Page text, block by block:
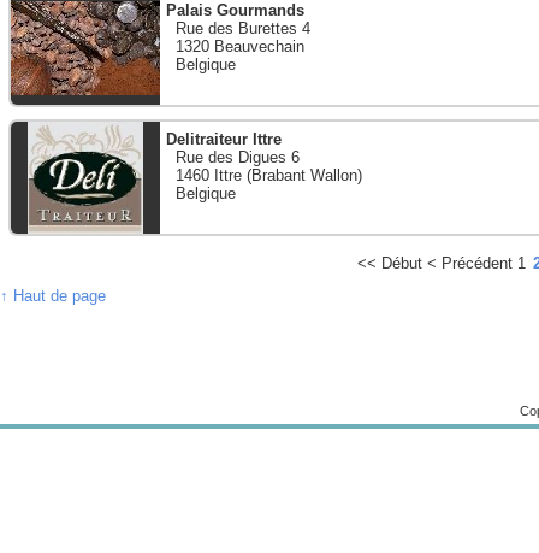
Palais Gourmands
Rue des Burettes 4
1320 Beauvechain
Belgique
Delitraiteur Ittre
Rue des Digues 6
1460 Ittre (Brabant Wallon)
Belgique
<< Début < Précédent 1
↑ Haut de page